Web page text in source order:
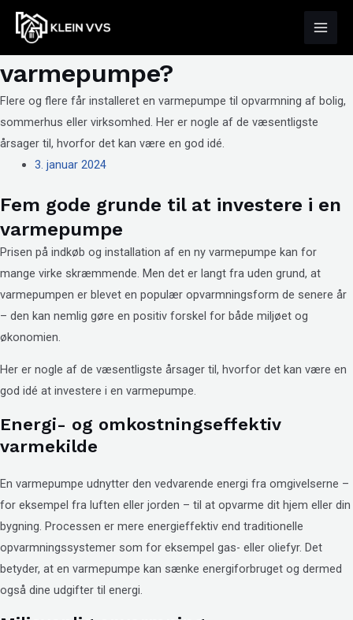
indholdet
Main
Tilbage til alle indlæg
Hvorfor investere i en
varmepumpe?
Flere og flere får installeret en varmepumpe til opvarmning af bolig,
sommerhus eller virksomhed. Her er nogle af de væsentligste
årsager til, hvorfor det kan være en god idé.
3. januar 2024
Fem gode grunde til at investere i en
varmepumpe
Prisen på indkøb og installation af en ny varmepumpe kan for
mange virke skræmmende. Men det er langt fra uden grund, at
varmepumpen er blevet en populær opvarmningsform de senere år
– den kan nemlig gøre en positiv forskel for både miljøet og
økonomien.
Her er nogle af de væsentligste årsager til, hvorfor det kan være en
god idé at investere i en varmepumpe.
Energi- og omkostningseffektiv
varmekilde
En varmepumpe udnytter den vedvarende energi fra omgivelserne –
for eksempel fra luften eller jorden – til at opvarme dit hjem eller din
bygning. Processen er mere energieffektiv end traditionelle
opvarmningssystemer som for eksempel gas- eller oliefyr. Det
betyder, at en varmepumpe kan sænke energiforbruget og dermed
også dine udgifter til energi.